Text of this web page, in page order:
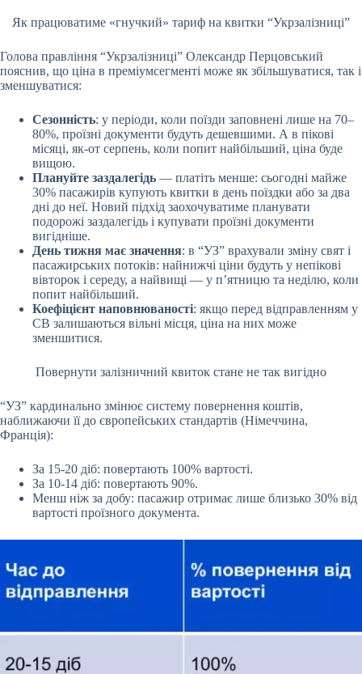
Як працюватиме «гнучкий» тариф на квитки “Укрзалізниці”
Голова правління “Укрзалізниці” Олександр Перцовський
пояснив, що ціна в преміумсегменті може як збільшуватися, так і
зменшуватися:
Сезонність: у періоди, коли поїзди заповнені лише на 70–
80%, проїзні документи будуть дешевшими. А в пікові
місяці, як-от серпень, коли попит найбільший, ціна буде
вищою.
Плануйте заздалегідь — платіть менше: сьогодні майже
30% пасажирів купують квитки в день поїздки або за два
дні до неї. Новий підхід заохочуватиме планувати
подорожі заздалегідь і купувати проїзні документи
вигідніше.
День тижня має значення: в “УЗ” врахували зміну свят і
пасажирських потоків: найнижчі ціни будуть у непікові
вівторок і середу, а найвищі — у п’ятницю та неділю, коли
попит найбільший.
Коефіцієнт наповнюваності: якщо перед відправленням у
СВ залишаються вільні місця, ціна на них може
зменшитися.
Повернути залізничний квиток стане не так вигідно
“УЗ” кардинально змінює систему повернення коштів,
наближаючи її до європейських стандартів (Німеччина,
Франція):
За 15-20 діб: повертають 100% вартості.
За 10-14 діб: повертають 90%.
Менш ніж за добу: пасажир отримає лише близько 30% від
вартості проїзного документа.